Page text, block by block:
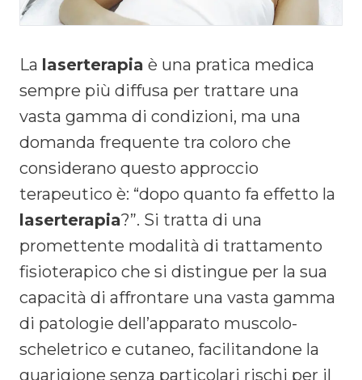
La laserterapia è una pratica medica
sempre più diffusa per trattare una
vasta gamma di condizioni, ma una
domanda frequente tra coloro che
considerano questo approccio
terapeutico è: “dopo quanto fa effetto la
laserterapia?”. Si tratta di una
promettente modalità di trattamento
fisioterapico che si distingue per la sua
capacità di affrontare una vasta gamma
di patologie dell’apparato muscolo-
scheletrico e cutaneo, facilitandone la
guarigione senza particolari rischi per il